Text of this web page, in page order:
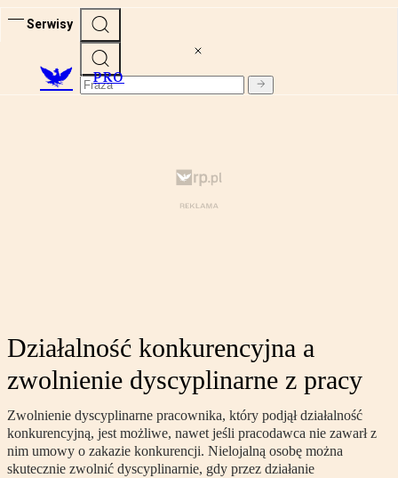
Serwisy
PRO
Działalność konkurencyjna a
zwolnienie dyscyplinarne z pracy
Zwolnienie dyscyplinarne pracownika, który podjął działalność
konkurencyjną, jest możliwe, nawet jeśli pracodawca nie zawarł z
nim umowy o zakazie konkurencji. Nielojalną osobę można
skutecznie zwolnić dyscyplinarnie, gdy przez działanie